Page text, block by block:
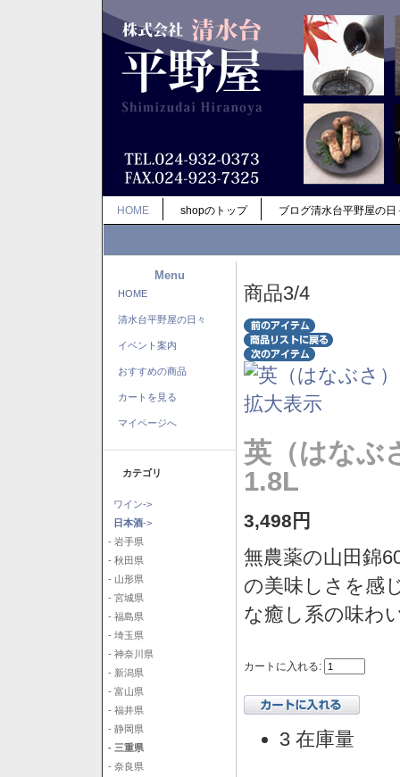
HOME shopのトップ ブログ清水台平野屋の日
Menu
HOME
清水台平野屋の日々
イベント案内
おすすめの商品
カートを見る
マイページへ
カテゴリ
ワイン->
日本酒->
- 岩手県
- 秋田県
- 山形県
- 宮城県
- 福島県
- 埼玉県
- 神奈川県
- 新潟県
- 富山県
- 福井県
- 静岡県
- 三重県
- 奈良県
商品3/4
拡大表示
英（はな
1.8L
3,498円
無農薬の山田錦
の美味しさを感
な癒し系の味わ
カートに入れる:
3 在庫量